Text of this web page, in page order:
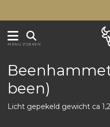
MENU ZOEKEN
been)
Licht gepekeld gewicht ca